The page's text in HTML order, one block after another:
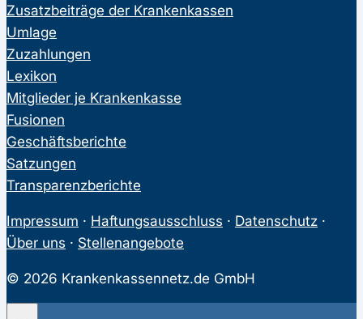
Zusatzbeiträge der Krankenkassen
Umlage
Zuzahlungen
Lexikon
Mitglieder je Krankenkasse
Fusionen
Geschäftsberichte
Satzungen
Transparenzberichte
Impressum · Haftungsausschluss · Datenschutz ·
Über uns · Stellenangebote
© 2026 Krankenkassennetz.de GmbH